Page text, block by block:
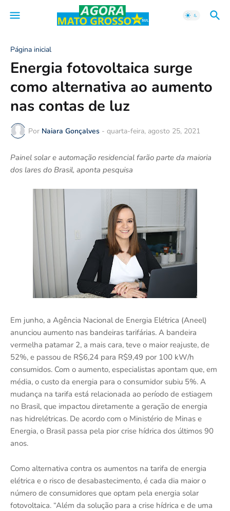
Página inicial
Energia fotovoltaica surge
como alternativa ao aumento
nas contas de luz
Por Naiara Gonçalves - quarta-feira, agosto 25, 2021
Painel solar e automação residencial farão parte da maioria
dos lares do Brasil, aponta pesquisa
Em junho, a Agência Nacional de Energia Elétrica (Aneel)
anunciou aumento nas bandeiras tarifárias. A bandeira
vermelha patamar 2, a mais cara, teve o maior reajuste, de
52%, e passou de R$6,24 para R$9,49 por 100 kW/h
consumidos. Com o aumento, especialistas apontam que, em
média, o custo da energia para o consumidor subiu 5%. A
mudança na tarifa está relacionada ao período de estiagem
no Brasil, que impactou diretamente a geração de energia
nas hidrelétricas. De acordo com o Ministério de Minas e
Energia, o Brasil passa pela pior crise hídrica dos últimos 90
anos.
Como alternativa contra os aumentos na tarifa de energia
elétrica e o risco de desabastecimento, é cada dia maior o
número de consumidores que optam pela energia solar
fotovoltaica. “Além da solução para a crise hídrica e de uma